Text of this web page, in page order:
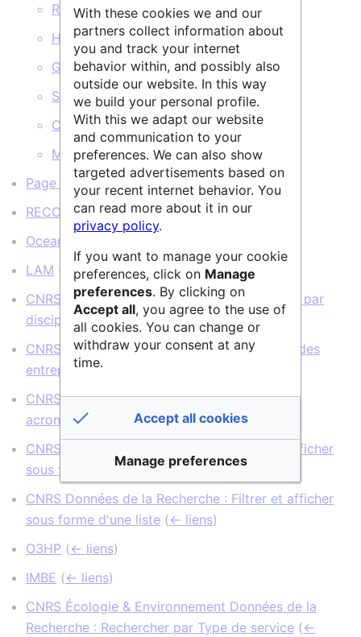
ReefTemps (← liens)
HC-DC (← liens)
GAZPAR (← liens)
SOMLIT (← liens)
COAST-HF (← liens)
MOOSE (← liens )
Page de tests
( ← liens
RECOVER (← liens)
Ocean Barcode Atlas
LAM
← liens)
CNRS Données de la Recherche : Rechercher par
discipline scientifique
← liens
CNRS Données de la Recherche : Catalogue des
entrepôts et des services
CNRS Données de la Recherche : Liste des
acronymes
← liens)
CNRS Données de la Recherche : Filtrer et afficher
sous forme d'un tableau ( ← liens)
CNRS Données de la Recherche : Filtrer et afficher
sous forme d'une liste (← liens)
O3HP (← liens)
IMBE (← liens)
CNRS Écologie & Environnement Données de la
Recherche : Rechercher par Type de service (←
With these cookies we and our
partners collect information about
you and track your internet
behavior within, and possibly also
outside our website. In this way
we build your personal profile.
With this we adapt our website
and communication to your
preferences. We can also show
targeted advertisements based on
your recent internet behavior. You
can read more about it in our
privacy policy.
If you want to manage your cookie
preferences, click on Manage
preferences. By clicking on
Accept all, you agree to the use of
all cookies. You can change or
withdraw your consent at any
time.
Accept all cookies
Manage preferences